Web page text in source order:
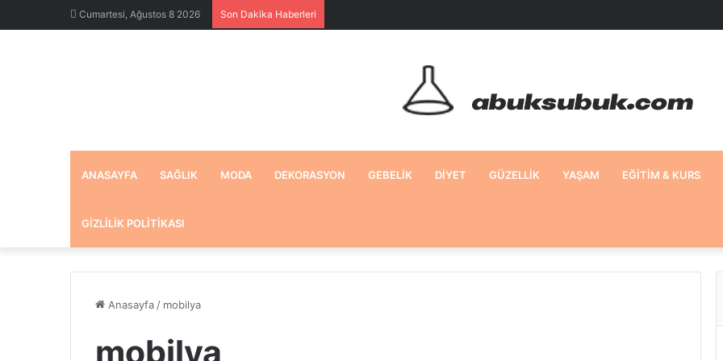
Cumartesi, Ağustos 8 2026 Son Dakika Haberleri
ANASAYFA SAĞLIK MODA DEKORASYON GEBELIK DIYET GÜZELLIK YAŞAM EĞITIM & KURS
GIZLILIK POLITIKASI
Anasayfa / mobilya
mobilya